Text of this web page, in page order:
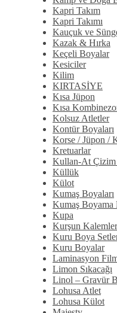
Kapri Takım
Kapri Takımı
Kauçuk ve
Kazak & Hırka
Keçeli Boyalar
Kesiciler
Kilim
KIRTASİYE
Kısa Jüpon
Kısa
Kolsuz Atletler
Kontür Boyaları
Korse / Jüpon /
Kretuarlar
Kullan-At Çizim
Küllük
Külot
Kumaş Boyaları
Kumaş Boyama
Kupa
Kurşun Kalemler
Kuru Boya
Kuru Boyalar
Laminasyon
Limon Sıkacağı
Linol – Gravür
Lohusa Atlet
Lohusa Külot